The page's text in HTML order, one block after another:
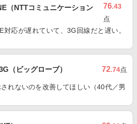
（NTTコミュニケーション
76.43
点
対応が遅れていて、3G回線だと遅い。
（ビッグローブ） 72.74点
れないのを改善してほしい（40代／男